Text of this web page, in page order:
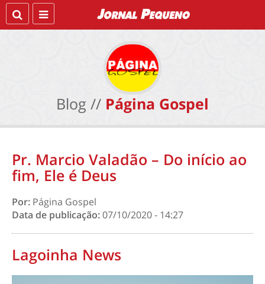
Blog // Página Gospel
Pr. Marcio Valadão – Do início ao
fim, Ele é Deus
Por: Página Gospel
Data de publicação:07/10/2020 - 14:27
Lagoinha News